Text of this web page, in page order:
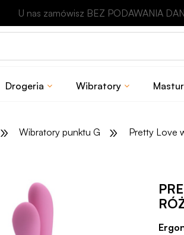
Odbierz rabat 15 zł na
Drogeria Wibratory
» Wibratory punktu G » Pretty Love